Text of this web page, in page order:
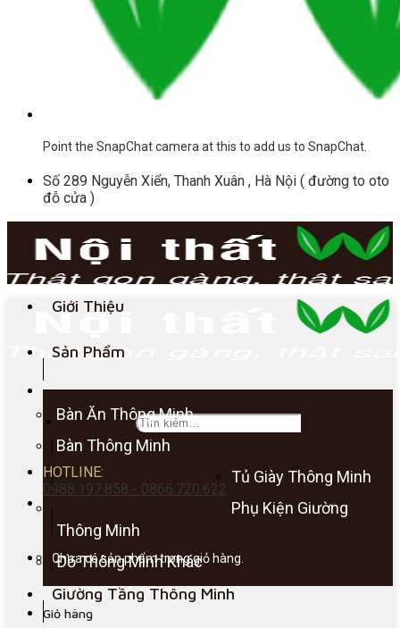
Point the SnapChat camera at this to add us to SnapChat.
Số 289 Nguyễn Xiển, Thanh Xuân , Hà Nội ( đường to oto
đỗ cửa )
HOTLINE:
0988.197.858 - 0866.720.622
Chưa có sản phẩm trong giỏ hàng.
Giỏ hàng
Giới Thiệu
Sản Phẩm
Bàn Ăn Thông Minh
Bàn Thông Minh
Tủ Giày Thông Minh
Phụ Kiện Giường
Thông Minh
Đồ Thông Minh Khác
Giường Tầng Thông Minh